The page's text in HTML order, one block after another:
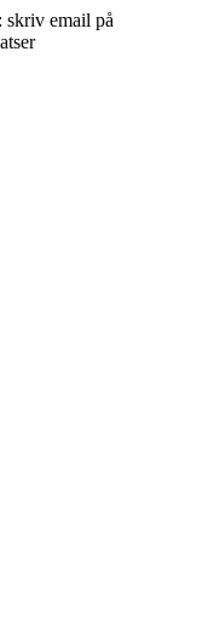
skriv email på